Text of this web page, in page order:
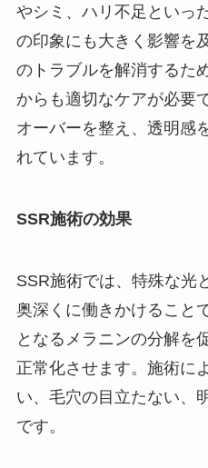
やシミ、ハリ不足といっ
の印象にも大きく影響を
のトラブルを解消するた
からも適切なケアが必要
オーバーを整え、透明感
れています。
SSR施術の効果
SSR施術では、特殊な光
奥深くに働きかけること
となるメラニンの分解を
正常化させます。施術に
い、毛穴の目立たない、
です。